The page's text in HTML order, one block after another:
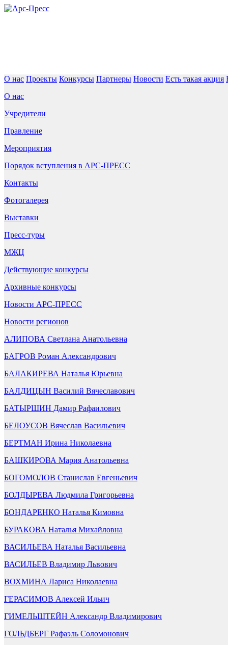
О нас Проекты Конкурсы Партнеры Новости Есть такая акция
О нас
Учредители
Правление
Мероприятия
Порядок вступления в АРС-ПРЕСС
Контакты
Фотогалерея
Выставки
Пресс-туры
МЖЦ
Действующие конкурсы
Архивные конкурсы
Новости АРС-ПРЕСС
Новости регионов
АЛИПОВА Светлана Анатольевна
БАГРОВ Роман Александрович
БАЛАКИРЕВА Наталья Юрьевна
БАЛДИЦЫН Василий Вячеславович
БАТЫРШИН Дамир Рафаилович
БЕЛОУСОВ Вячеслав Васильевич
БЕРТМАН Ирина Николаевна
БАШКИРОВА Мария Анатольевна
БОГОМОЛОВ Станислав Евгеньевич
БОЛДЫРЕВА Людмила Григорьевна
БОНДАРЕНКО Наталья Кимовна
БУРАКОВА Наталья Михайловна
ВАСИЛЬЕВА Наталья Васильевна
ВАСИЛЬЕВ Владимир Львович
ВОХМИНА Лариса Николаевна
ГЕРАСИМОВ Алексей Ильич
ГИМЕЛЬШТЕЙН Александр Владимирович
ГОЛЬДБЕРГ Рафаэль Соломонович